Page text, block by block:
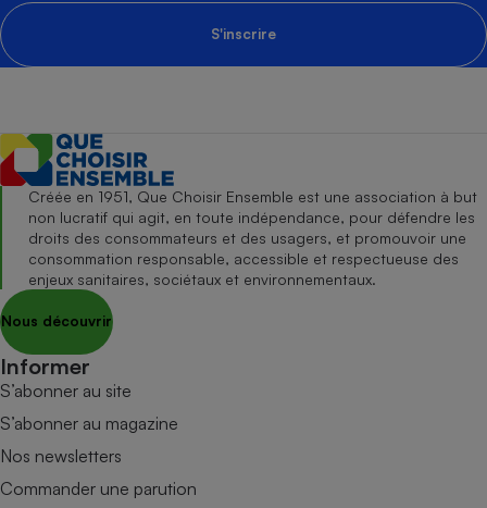
S'inscrire
Créée en 1951, Que Choisir Ensemble est une association à but
non lucratif qui agit, en toute indépendance, pour défendre les
droits des consommateurs et des usagers, et promouvoir une
consommation responsable, accessible et respectueuse des
enjeux sanitaires, sociétaux et environnementaux.
Nous découvrir
Informer
S’abonner au site
S’abonner au magazine
Nos newsletters
Commander une parution